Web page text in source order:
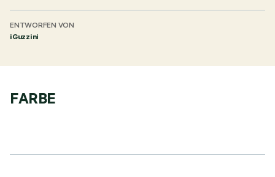
ENTWORFEN VON
iGuzzini
FARBE